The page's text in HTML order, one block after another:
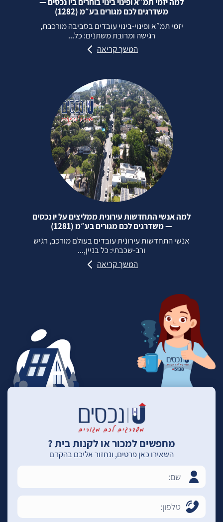
משדרגים לכם מגורים בע״מ (1282)
יזמי תמ״א ופינוי‑בינוי עובדים בסביבה מורכבת,
רגישה ומרובת משתנים: כל...
המשך קריאה
למה אנשי התחדשות עירונית ממליצים על יו נכסים
— משדרגים לכם מגורים בע״מ (1281)
אנשי התחדשות עירונית עובדים בעולם מורכב, רגיש
ורב‑שכבתי: כל בניין,...
המשך קריאה
מחפשים למכור או לקנות בית ?
השאירו כאן פרטים, ונחזור אליכם בהקדם